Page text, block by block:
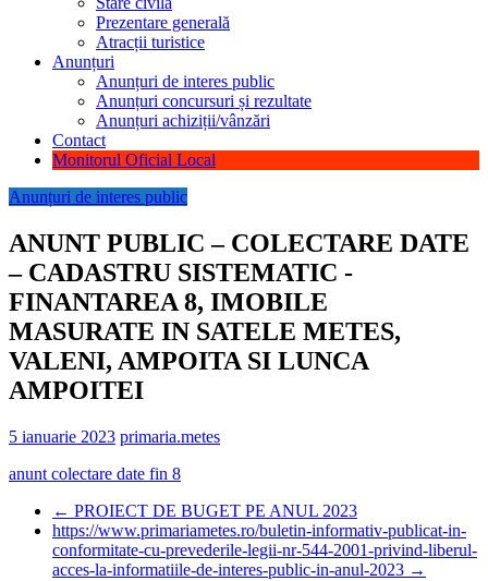
Prezentare generală
Atracții turistice
Anunțuri
Anunțuri de interes public
Anunțuri concursuri și rezultate
Anunțuri achiziții/vânzări
Contact
Monitorul Oficial Local
Anunțuri de interes public
ANUNT PUBLIC – COLECTARE DATE
– CADASTRU SISTEMATIC -
FINANTAREA 8, IMOBILE
MASURATE IN SATELE METES,
VALENI, AMPOITA SI LUNCA
AMPOITEI
5 ianuarie 2023 primaria.metes
anunt colectare date fin 8
← PROIECT DE BUGET PE ANUL 2023
https://www.primariametes.ro/buletin-informativ-publicat-in-
conformitate-cu-prevederile-legii-nr-544-2001-privind-liberul-
acces-la-informatiile-de-interes-public-in-anul-2023 →